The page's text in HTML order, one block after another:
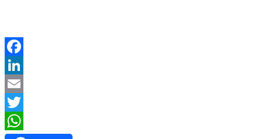
Facebook
LinkedIn
Email
Twitter